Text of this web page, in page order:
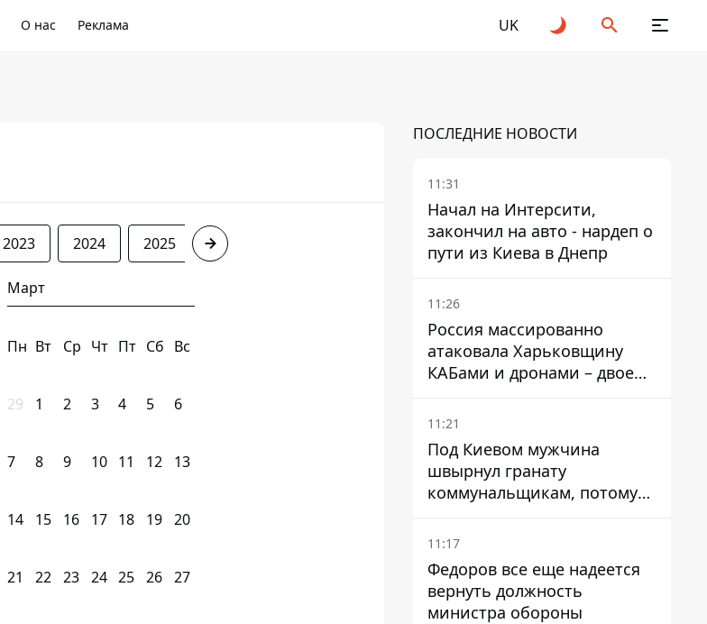
О нас Реклама UK
2023 2024 2025 2026
Март
Пн Вт Ср Чт Пт Сб Вс
29 1 2 3 4 5 6
7 8 9 10 11 12 13
14 15 16 17 18 19 20
21 22 23 24 25 26 27
ПОСЛЕДНИЕ НОВОСТИ
11:31
Начал на Интерсити,
закончил на авто - нардеп о
пути из Киева в Днепр
11:26
Россия массированно
атаковала Харьковщину
КАБами и дронами – двое
погибших и 19 раненых
11:21
Под Киевом мужчина
швырнул гранату
коммунальщикам, потому
что не хотел платить по
квитанциям
11:17
Федоров все еще надеется
вернуть должность
министра обороны